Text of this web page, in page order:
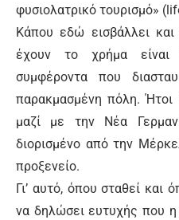
φυσιολατρικό τουρισμό»
Κάπου εδώ εισβάλλει
έχουν το χρήμα είναι
συμφέροντα που
παρακμασμένη πόλη. Ήτοι
μαζί με την Νέα
διορισμένο από την
προξενείο.
Γι’ αυτό, όπου σταθεί και
να δηλώσει ευτυχής που